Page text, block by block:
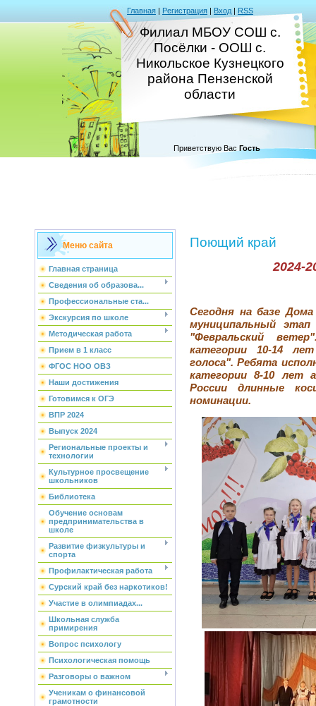
Главная | Регистрация | Вход | RSS
Филиал МБОУ СОШ с.
Посёлки - ООШ с.
Никольское Кузнецкого
района Пензенской
области
Приветствую Вас Гость
Меню сайта
Главная страница
Сведения об образова...
Профессиональные ста...
Экскурсия по школе
Методическая работа
Прием в 1 класс
ФГОС НОО ОВЗ
Наши достижения
Готовимся к ОГЭ
ВПР 2024
Выпуск 2024
Региональные проекты и
технологии
Культурное просвещение
школьников
Библиотека
Обучение основам
предпринимательства в
школе
Развитие физкультуры и
спорта
Профилактическая работа
Сурский край без наркотиков!
Участие в олимпиадах...
Школьная служба
примирения
Вопрос психологу
Психологическая помощь
Разговоры о важном
Ученикам о финансовой
грамотности
Поющий край
2024-
Сегодня на базе
муниципальный этап
"Февральский
категории 10-14
голоса". Ребята
категории 8-10 лет
России длинные
номинации.